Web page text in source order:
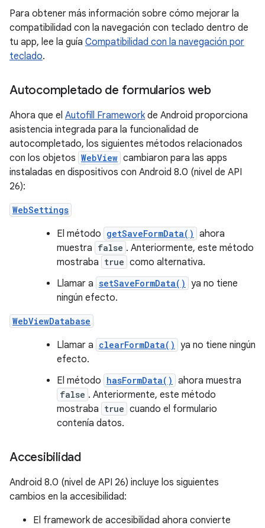
Para obtener más información sobre cómo mejorar la
compatibilidad con la navegación con teclado dentro de
tu app, lee la guía Compatibilidad con la navegación por
teclado.
Autocompletado de formularios web
Ahora que el Autofill Frameworkde Android proporciona
asistencia integrada para la funcionalidad de
autocompletado, los siguientes métodos relacionados
con los objetos WebView cambiaron para las apps
instaladas en dispositivos con Android 8.0 (nivel de API
26):
WebSettings
El método getSaveFormData() ahora
muestra false . Anteriormente, este método
mostraba true como alternativa.
Llamar a setSaveFormData() ya no tiene
ningún efecto.
WebViewDatabase
Llamar a clearFormData() ya no tiene ningún
efecto.
El método hasFormData() ahora muestra
false . Anteriormente, este método
mostraba true cuando el formulario
contenía datos.
Accesibilidad
Android 8.0 (nivel de API 26) incluye los siguientes
cambios en la accesibilidad:
El framework de accesibilidad ahora convierte